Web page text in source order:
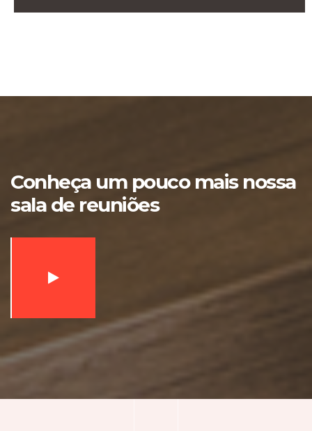
Conheça um pouco mais nossa
sala de reuniões